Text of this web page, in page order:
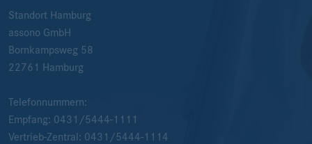
Standort Hamburg
assono GmbH
Bornkampsweg 58
22761 Hamburg
Telefonnummern:
Empfang: 0431/5444-1111
Vertrieb-Zentral: 0431/5444-1114